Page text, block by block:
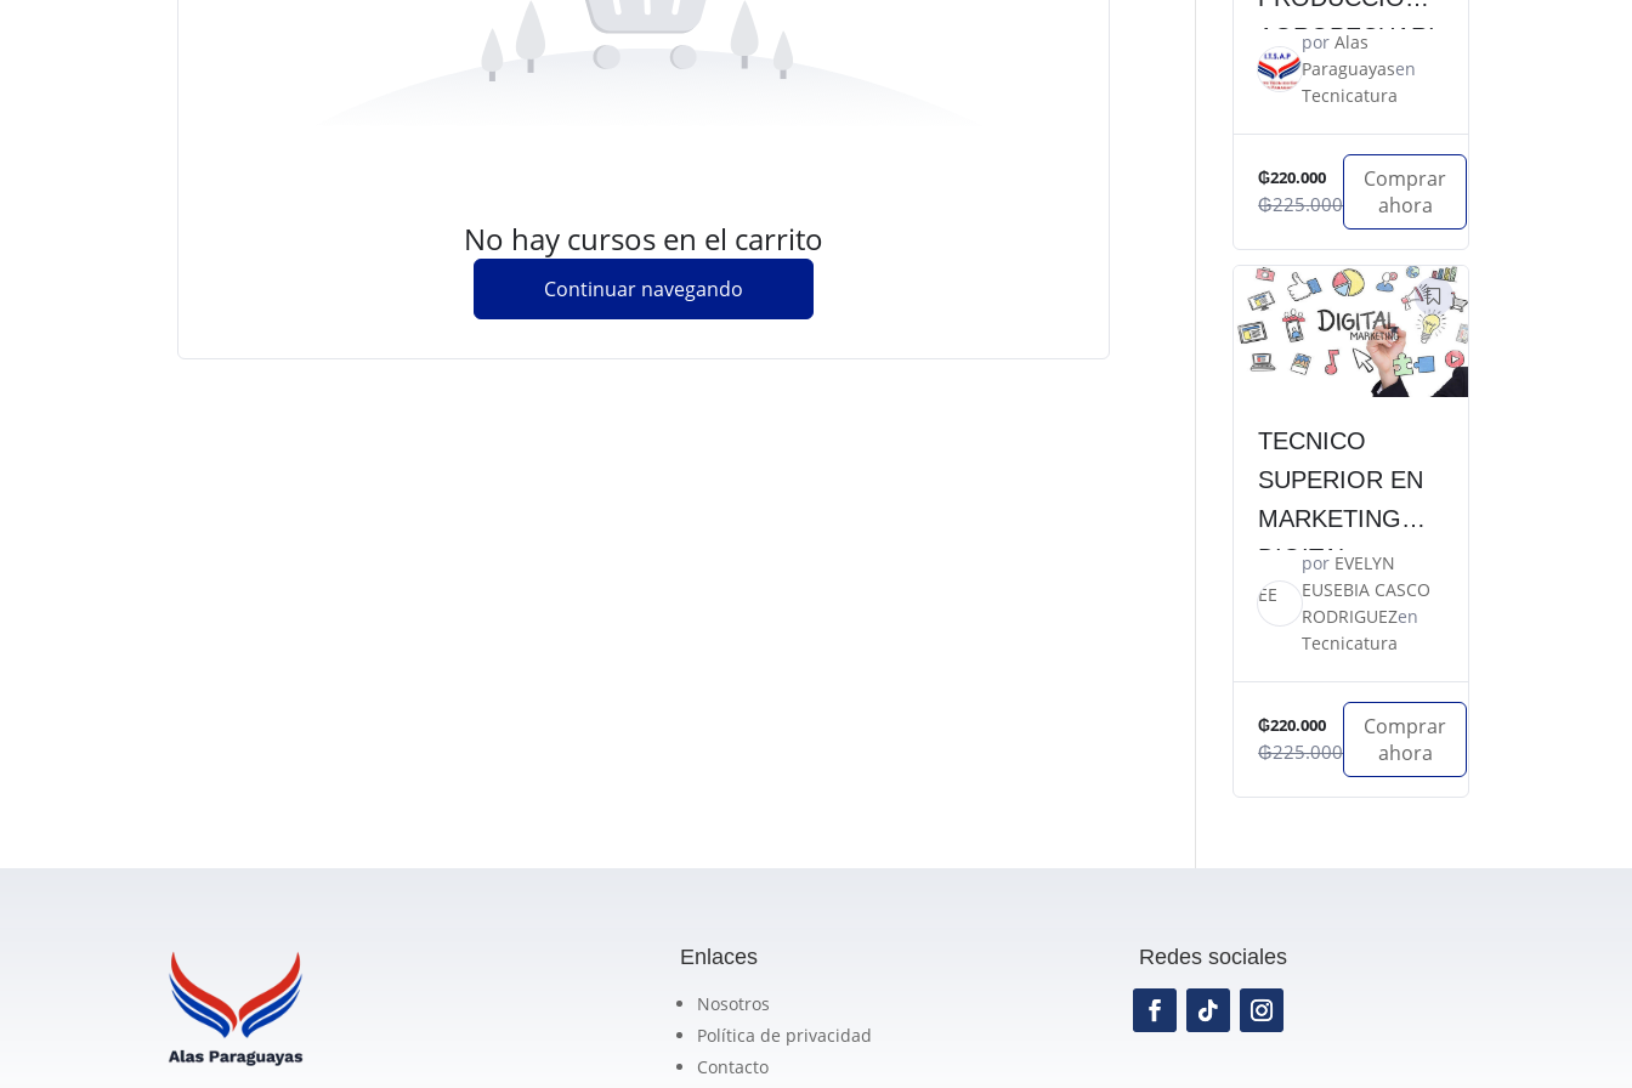
No hay cursos en el carrito
Continuar navegando
AGROPECUARI
A
porAlas
Paraguayasen
Tecnicatura
₲220.000
₲225.000
Comprar
ahora
TECNICO
SUPERIOR EN
MARKETING
DIGITAL
EE
por EVELYN
EUSEBIA CASCO
RODRIGUEZen
Tecnicatura
₲220.000
₲225.000
Comprar
ahora
Enlaces
Nosotros
Política de privacidad
Contacto
Redes sociales